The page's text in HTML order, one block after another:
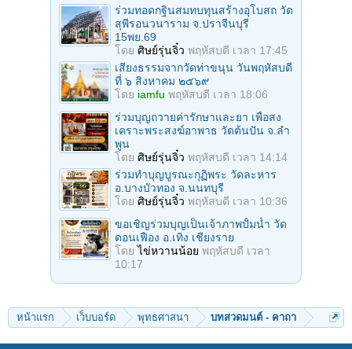
ร่วมทอดกฐินสมทบทุนสร้างอุโบสถ วัด
สุพีรอนวนาราม จ.ปราจีนบุรี
15พย.69
โดย ศิษย์รุ่นจิ๋ว พฤหัสบดี เวลา 17:45
เสียงธรรมจากวัดท่าขนุน วันพฤหัสบดี
ที่ ๖ สิงหาคม ๒๕๖๙
โดย iamfu พฤหัสบดี เวลา 18:06
ร่วมบุญถวายค่ารักษาและยา เพื่อสง
เคราะพระสงฆ์อาพาธ วัดต้นปัน จ.ลํา
พูน
โดย ศิษย์รุ่นจิ๋ว พฤหัสบดี เวลา 14:14
ร่วมทําบุญบูรณะกุฏิพระ วัดละหาร
อ.บางบัวทอง จ.นนทบุรี
โดย ศิษย์รุ่นจิ๋ว พฤหัสบดี เวลา 10:36
ขอเชิญร่วมบุญเป็นเจ้าภาพปั้มน้ำ วัด
ดอนเฟือง อ.เทิง เชียงราย
โดยไข่หวานน้อย พฤหัสบดี เวลา
10:17
หน้าแรก เว็บบอร์ด พุทธศาสนา บทสวดมนต์ - คาถา